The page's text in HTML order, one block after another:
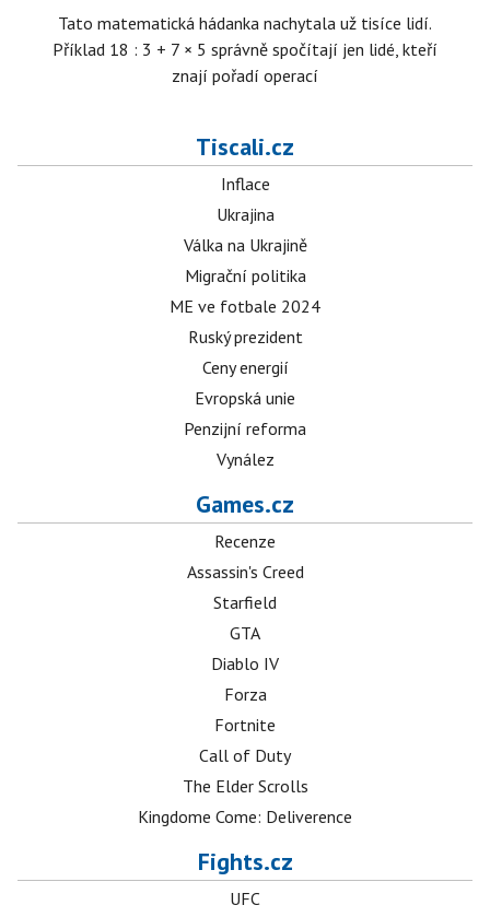
Tato matematická hádanka nachytala už tisíce lidí.
Příklad 18 : 3 + 7 × 5 správně spočítají jen lidé, kteří
znají pořadí operací
Tiscali.cz
Inflace
Ukrajina
Válka na Ukrajině
Migrační politika
ME ve fotbale 2024
Ruský prezident
Ceny energií
Evropská unie
Penzijní reforma
Vynález
Games.cz
Recenze
Assassin's Creed
Starfield
GTA
Diablo IV
Forza
Fortnite
Call of Duty
The Elder Scrolls
Kingdome Come: Deliverence
Fights.cz
UFC